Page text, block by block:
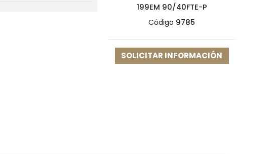
199EM 90/40FTE-P
Código 9785
SOLICITAR INFORMACIÓN